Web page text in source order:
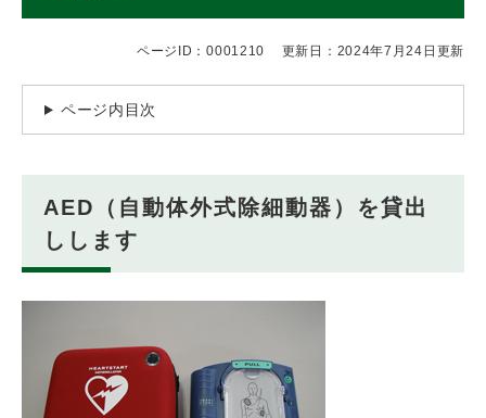
ページID：0001210 更新日：2024年7月24日更新
ページ内目次
AED（自動体外式除細動器）を貸出
しします